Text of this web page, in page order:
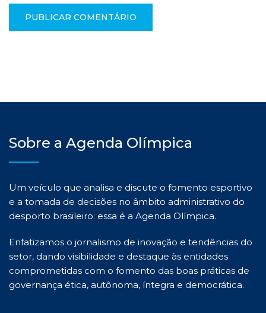
Sobre a Agenda Olímpica
Um veículo que analisa e discute o fomento esportivo
e a tomada de decisões no âmbito administrativo do
desporto brasileiro: essa é a Agenda Olímpica.
Enfatizamos o jornalismo de inovação e tendências do
setor, dando visibilidade e destaque às entidades
comprometidas com o fomento das boas práticas de
governança ética, autônoma, íntegra e democrática.